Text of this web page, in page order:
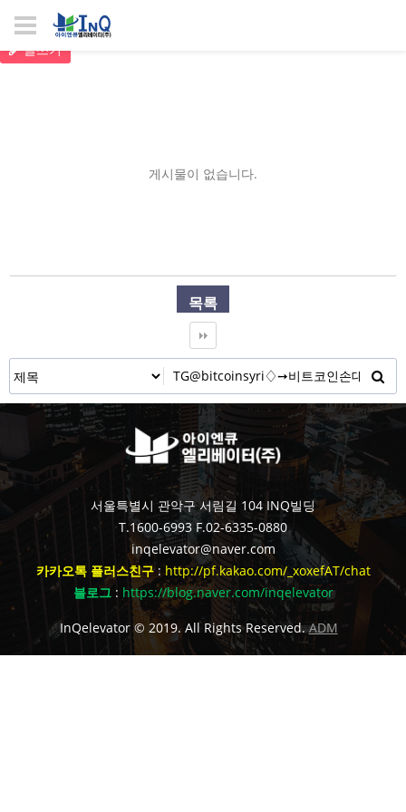
글쓰기
게시물이 없습니다.
목록
서울특별시 관악구 서림길 104 INQ빌딩
T.1600-6993F.02-6335-0880
inqelevator@naver.com
카카오톡 플러스친구:http://pf.kakao.com/_xoxefAT/chat
블로그: https://blog.naver.com/inqelevator
InQelevator © 2019. All Rights Reserved. ADM